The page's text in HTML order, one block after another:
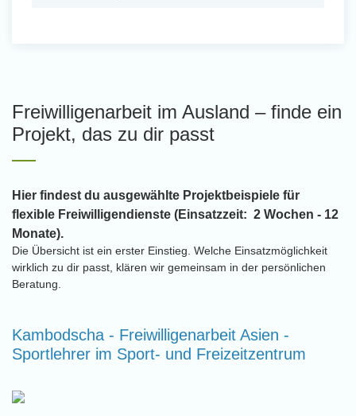
Freiwilligenarbeit im Ausland – finde ein
Projekt, das zu dir passt
Hier findest du ausgewählte Projektbeispiele für
flexible Freiwilligendienste (Einsatzzeit: 2 Wochen - 12
Monate).
Die Übersicht ist ein erster Einstieg. Welche Einsatzmöglichkeit
wirklich zu dir passt, klären wir gemeinsam in der persönlichen
Beratung.
Kambodscha - Freiwilligenarbeit Asien -
Sportlehrer im Sport- und Freizeitzentrum